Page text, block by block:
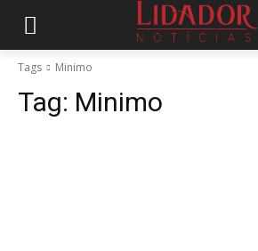
Tags Minimo
Tag: Minimo